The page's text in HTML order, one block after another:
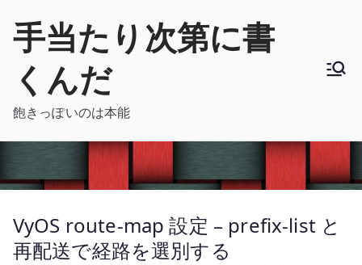
手当たり次第に書
くんだ
飽きっぽいのは本能
VyOS route-map 設定 – prefix-list と
再配送で経路を選別する